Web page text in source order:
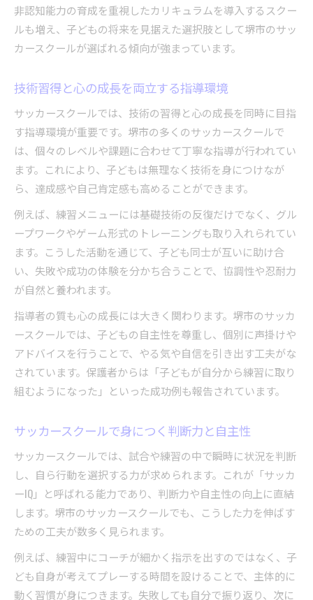
非認知能力の育成を重視したカリキュラムを導入するスクー
ルも増え、子どもの将来を見据えた選択肢として堺市のサッ
カースクールが選ばれる傾向が強まっています。
技術習得と心の成長を両立する指導環境
サッカースクールでは、技術の習得と心の成長を同時に目指
す指導環境が重要です。堺市の多くのサッカースクールで
は、個々のレベルや課題に合わせて丁寧な指導が行われてい
ます。これにより、子どもは無理なく技術を身につけなが
ら、達成感や自己肯定感も高めることができます。
例えば、練習メニューには基礎技術の反復だけでなく、グル
ープワークやゲーム形式のトレーニングも取り入れられてい
ます。こうした活動を通じて、子ども同士が互いに助け合
い、失敗や成功の体験を分かち合うことで、協調性や忍耐力
が自然と養われます。
指導者の質も心の成長には大きく関わります。堺市のサッカ
ースクールでは、子どもの自主性を尊重し、個別に声掛けや
アドバイスを行うことで、やる気や自信を引き出す工夫がな
されています。保護者からは「子どもが自分から練習に取り
組むようになった」といった成功例も報告されています。
サッカースクールで身につく判断力と自主性
サッカースクールでは、試合や練習の中で瞬時に状況を判断
し、自ら行動を選択する力が求められます。これが「サッカ
ーIQ」と呼ばれる能力であり、判断力や自主性の向上に直結
します。堺市のサッカースクールでも、こうした力を伸ばす
ための工夫が数多く見られます。
例えば、練習中にコーチが細かく指示を出すのではなく、子
ども自身が考えてプレーする時間を設けることで、主体的に
動く習慣が身につきます。失敗しても自分で振り返り、次に